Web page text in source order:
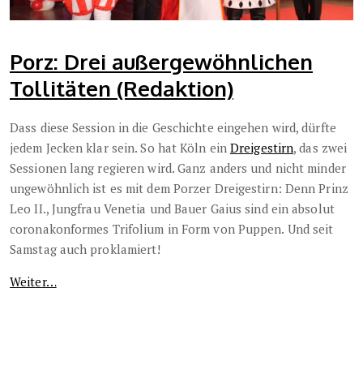
Porz: Drei außergewöhnlichen
Tollitäten (Redaktion)
Dass diese Session in die Geschichte eingehen wird, dürfte
jedem Jecken klar sein. So hat Köln einDreigestirn, das zwei
Sessionen lang regieren wird. Ganz anders und nicht minder
ungewöhnlich ist es mit dem Porzer Dreigestirn: Denn Prinz
Leo II., Jungfrau Venetia und Bauer Gaius sind ein absolut
coronakonformes Trifolium in Form von Puppen. Und seit
Samstag auch proklamiert!
Weiter…